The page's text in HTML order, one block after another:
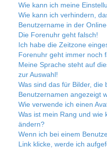
Wie kann ich meine
Wie kann ich verhindern,
Benutzername in der
Die Forenuhr geht falsch!
Ich habe die Zeitzone
Forenuhr geht immer noch
Meine Sprache steht auf
zur Auswahl!
Was sind das für Bilder, die
Benutzernamen angezeigt
Wie verwende ich einen
Was ist mein Rang und wie
ändern?
Wenn ich bei einem
Link klicke, werde ich